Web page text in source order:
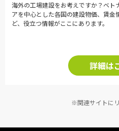
海外の工場建設をお考えですか？ベト
アを中心とした各国の建設物価、賃
ど、役立つ情報がここにあります。
詳細は
※関連サイトに